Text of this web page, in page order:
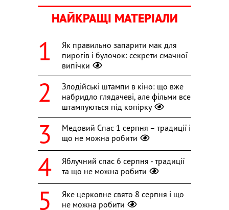
НАЙКРАЩІ МАТЕРІАЛИ
Як правильно запарити мак для
пирогів і булочок: секрети смачної
випічки
Злодійські штампи в кіно: що вже
набридло глядачеві, але фільми все
штампуються під копірку
Медовий Спас 1 серпня – традиції і
що не можна робити
Яблучний спас 6 серпня - традиції
та що не можна робити
Яке церковне свято 8 серпня і що
не можна робити